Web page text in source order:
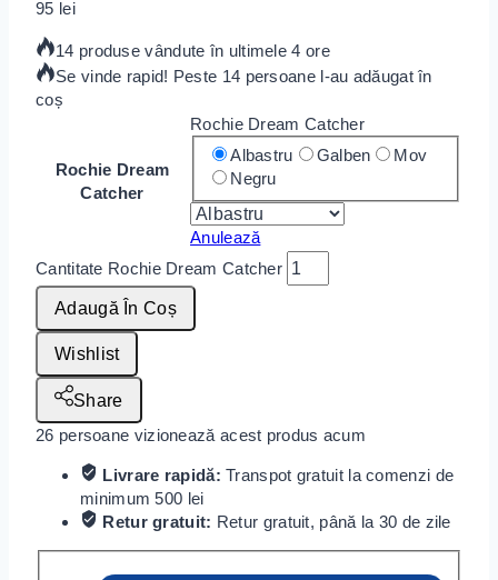
95 lei
14 produse vândute în ultimele 4 ore
Se vinde rapid! Peste 14 persoane l-au adăugat în
coș
Rochie Dream
Catcher
Rochie Dream Catcher
Albastru
Galben
Mov
Negru
Anulează
Cantitate Rochie Dream Catcher
Adaugă În Coș
Wishlist
Share
26 persoane vizionează acest produs acum
Livrare rapidă:Transpot gratuit la comenzi de
minimum 500 lei
Retur gratuit: Retur gratuit, până la 30 de zile